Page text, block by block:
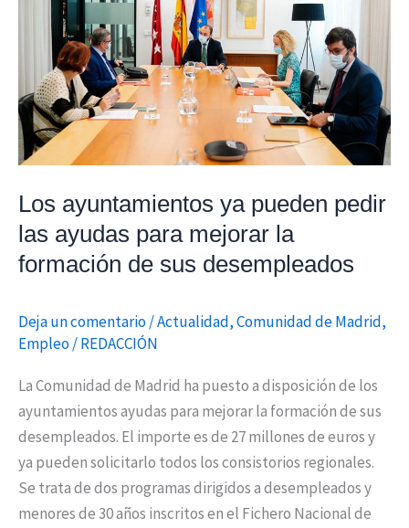
Los ayuntamientos ya pueden pedir
las ayudas para mejorar la
formación de sus desempleados
Deja un comentario/Actualidad,Comunidad de Madrid,
Empleo/REDACCIÓN
La Comunidad de Madrid ha puesto a disposición de los
ayuntamientos ayudas para mejorar la formación de sus
desempleados. El importe es de 27 millones de euros y
ya pueden solicitarlo todos los consistorios regionales.
Se trata de dos programas dirigidos a desempleados y
menores de 30 años inscritos en el Fichero Nacional de
pueden
pedir
ayudas
para
mejorar
la
formación
sus
desempleados